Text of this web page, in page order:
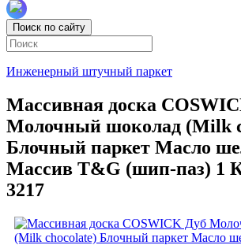
Поиск по сайту
Инженерный штучный паркет
Массивная доска
Молочный шоколад (Milk
Блочный паркет Масло
Массив T&G (шип-паз) 1
3217